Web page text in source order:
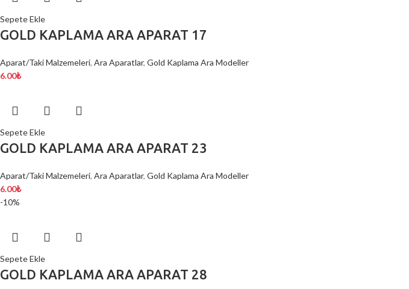
Sepete Ekle
GOLD KAPLAMA ARA APARAT 17
Aparat/Taki Malzemeleri, Ara Aparatlar, Gold Kaplama Ara Modeller
6.00₺
Sepete Ekle
GOLD KAPLAMA ARA APARAT 23
Aparat/Taki Malzemeleri, Ara Aparatlar, Gold Kaplama Ara Modeller
6.00₺
-10%
Sepete Ekle
GOLD KAPLAMA ARA APARAT 28